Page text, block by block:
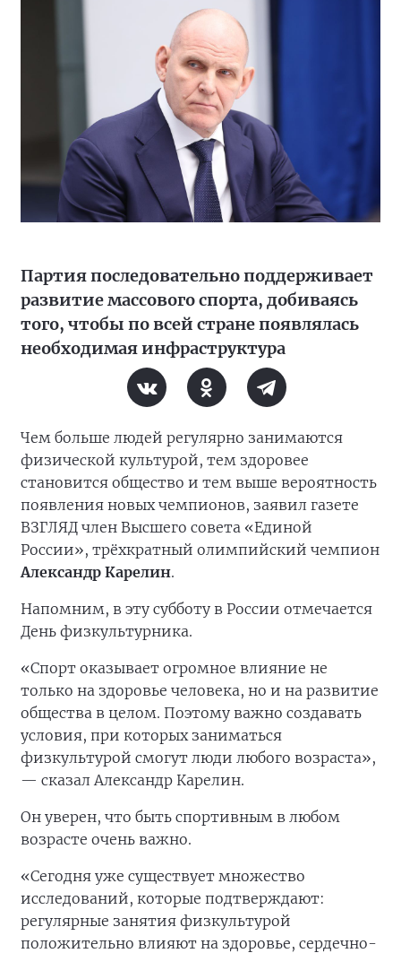
Партия последовательно поддерживает
развитие массового спорта, добиваясь
того, чтобы по всей стране появлялась
необходимая инфраструктура
Чем больше людей регулярно занимаются
физической культурой, тем здоровее
становится общество и тем выше вероятность
появления новых чемпионов, заявил газете
ВЗГЛЯД член Высшего совета «Единой
России», трёхкратный олимпийский чемпион
Александр Карелин.
Напомним, в эту субботу в России отмечается
День физкультурника.
«Спорт оказывает огромное влияние не
только на здоровье человека, но и на развитие
общества в целом. Поэтому важно создавать
условия, при которых заниматься
физкультурой смогут люди любого возраста»,
— сказал Александр Карелин.
Он уверен, что быть спортивным в любом
возрасте очень важно.
«Сегодня уже существует множество
исследований, которые подтверждают:
регулярные занятия физкультурой
положительно влияют на здоровье, сердечно-